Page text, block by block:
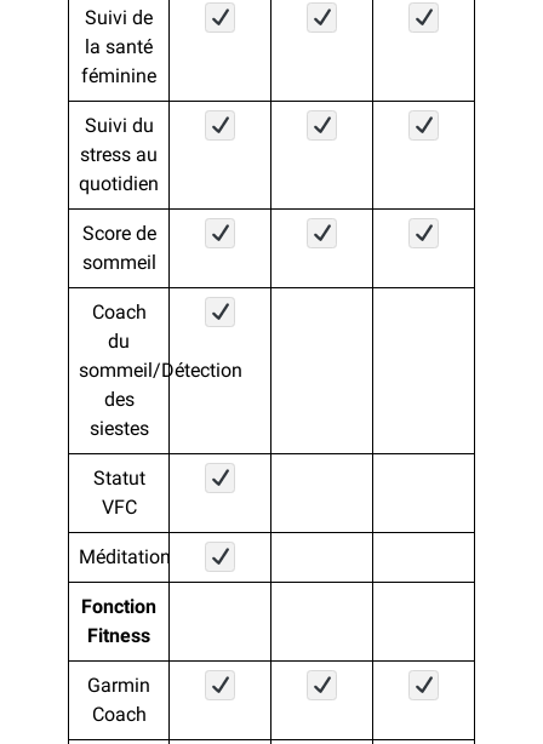
Suivi de
la santé
féminine
Suivi du
stress au
quotidien
Score de
sommeil
Coach
du
sommeil/Détection
des
siestes
Statut
VFC
Méditation
Fonction
Fitness
Garmin
Coach